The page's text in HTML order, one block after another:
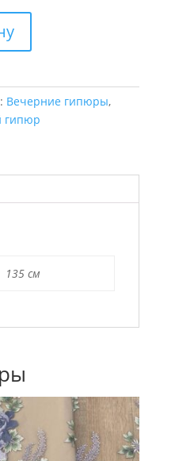
Вечерние гипюры,
гипюр
135 см